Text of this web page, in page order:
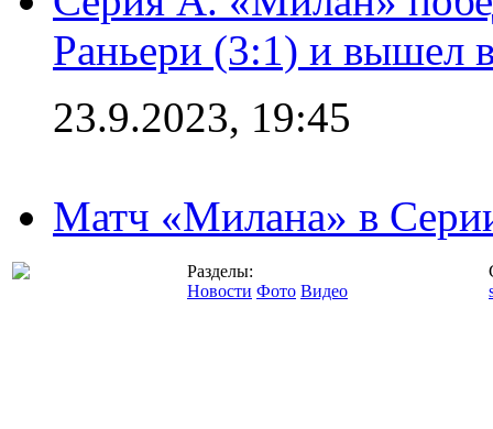
Раньери (3:1) и вышел
23.9.2023, 19:45
Матч «Милана» в
Разделы:
Новости Фото Видео